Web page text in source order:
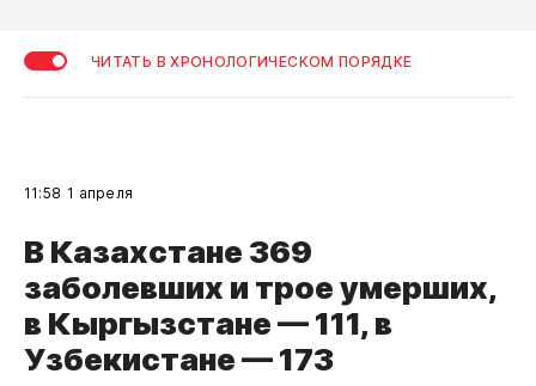
ЧИТАТЬ В ХРОНОЛОГИЧЕСКОМ ПОРЯДКЕ
11:58 1 апреля
В Казахстане 369
заболевших и трое умерших,
в Кыргызстане — 111, в
Узбекистане — 173